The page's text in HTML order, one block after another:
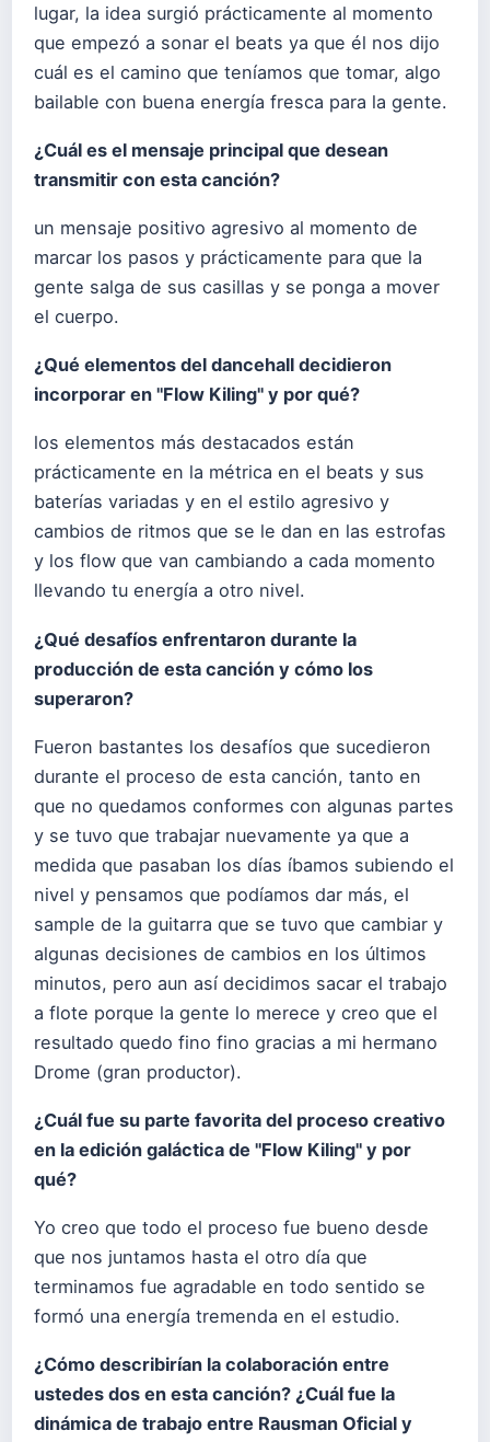
lugar, la idea surgió prácticamente al momento
que empezó a sonar el beats ya que él nos dijo
cuál es el camino que teníamos que tomar, algo
bailable con buena energía fresca para la gente.
¿Cuál es el mensaje principal que desean
transmitir con esta canción?
un mensaje positivo agresivo al momento de
marcar los pasos y prácticamente para que la
gente salga de sus casillas y se ponga a mover
el cuerpo.
¿Qué elementos del dancehall decidieron
incorporar en "Flow Kiling" y por qué?
los elementos más destacados están
prácticamente en la métrica en el beats y sus
baterías variadas y en el estilo agresivo y
cambios de ritmos que se le dan en las estrofas
y los flow que van cambiando a cada momento
llevando tu energía a otro nivel.
¿Qué desafíos enfrentaron durante la
producción de esta canción y cómo los
superaron?
Fueron bastantes los desafíos que sucedieron
durante el proceso de esta canción, tanto en
que no quedamos conformes con algunas partes
y se tuvo que trabajar nuevamente ya que a
medida que pasaban los días íbamos subiendo el
nivel y pensamos que podíamos dar más, el
sample de la guitarra que se tuvo que cambiar y
algunas decisiones de cambios en los últimos
minutos, pero aun así decidimos sacar el trabajo
a flote porque la gente lo merece y creo que el
resultado quedo fino fino gracias a mi hermano
Drome (gran productor).
¿Cuál fue su parte favorita del proceso creativo
en la edición galáctica de "Flow Kiling" y por
qué?
Yo creo que todo el proceso fue bueno desde
que nos juntamos hasta el otro día que
terminamos fue agradable en todo sentido se
formó una energía tremenda en el estudio.
¿Cómo describirían la colaboración entre
ustedes dos en esta canción? ¿Cuál fue la
dinámica de trabajo entre Rausman Oficial y